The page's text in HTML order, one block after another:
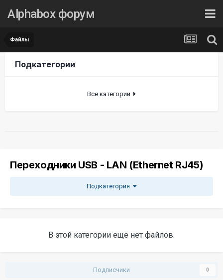
Alphabox форум
Файлы
Подкатегории
Все категории
Переходники USB - LAN (Ethernet RJ45)
Подкатегория
В этой категории ещё нет файлов.
Подписчики 0